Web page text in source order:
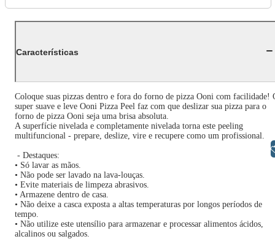
Características
Coloque suas pizzas dentro e fora do forno de pizza Ooni com facilidade!
super suave e leve Ooni Pizza Peel faz com que deslizar sua pizza para o
forno de pizza Ooni seja uma brisa absoluta.
A superfície nivelada e completamente nivelada torna este peeling
multifuncional - prepare, deslize, vire e recupere como um profissional.
- Destaques:
• Só lavar as mãos.
• Não pode ser lavado na lava-louças.
• Evite materiais de limpeza abrasivos.
• Armazene dentro de casa.
• Não deixe a casca exposta a altas temperaturas por longos períodos de
tempo.
• Não utilize este utensílio para armazenar e processar alimentos ácidos,
alcalinos ou salgados.